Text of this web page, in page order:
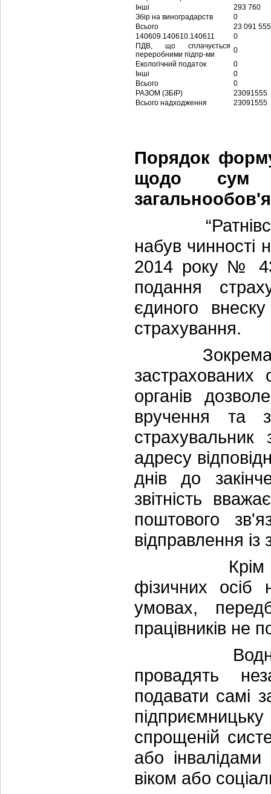
Інші
293 760
Збір на виноградарств
0
Всього
23 091 555
140609.140610.140611
0
ПДВ, що сплачується
переробними підпр-ми
0
Екологічний податок
0
Інші
0
Всього
0
РАЗОМ (ЗБІР)
23091555
Всього надходження
23091555
Порядок
щодо сум
“Ратнівська
набув чинності
2014 року №
подання
єдиного
страхування.
Зокрема,
органів
вручення та
страхувальник
адресу
днів до
звітність
поштового
відправлення із
Крім того,
фізичних
умовах,
працівників не
Водночас,
провадять
подавати самі
підприємницьку
спрощеній
або
віком або